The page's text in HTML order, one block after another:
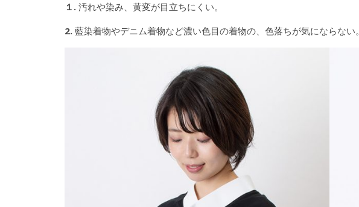
１. 汚れや染み、黄変が目立ちにくい。
2. 藍染着物やデニム着物など濃い色目の着物の、色落ちが気にならない。